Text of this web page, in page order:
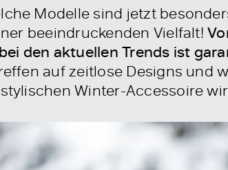
Modelle sind jetzt
beeindruckenden Vielfalt!
den aktuellen Trends ist
auf zeitlose Designs und
Winter-Accessoire